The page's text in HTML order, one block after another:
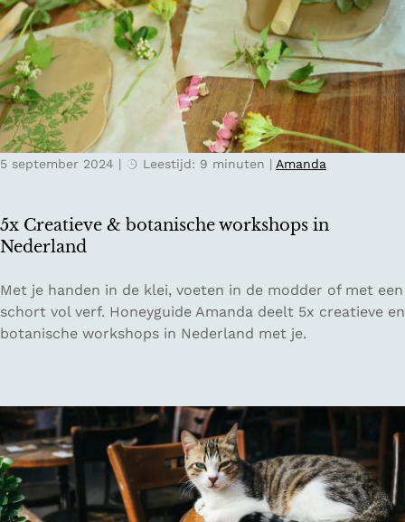
e
i
n
e
e
n
l
u
x
y
u
t
s
t
e
B
&
B
’
s
N
o
r
d
-
l
a
n
d
5x Creatieve & botanische workshops in
Nederland
5 september 2024 | Leestijd: 9 minuten | Amanda
5
x
C
i
e
v
e
Met je handen in de klei, voeten in de modder of met een
schort vol verf. Honeyguide Amanda deelt 5x creatieve en
botanische workshops in Nederland met je.